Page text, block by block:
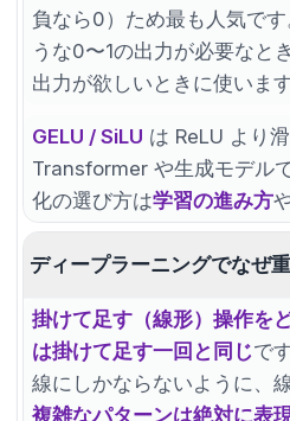
負なら0）ため最も人気です
うな0〜1の出力が必要なとき
出力が欲しいときに使います
GELU / SiLU は ReLU より
Transformer や生成モデル
化の選び方は学習の進み方
ディープラーニングでなぜ
掛けて足す（線形）操作を
は掛けて足す一回と同じで
線にしかならないように、
複雑なパターンは絶対に表